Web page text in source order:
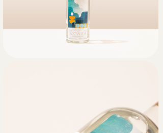
El elemento central del sistema visual
es una ilustración que narra el
proceso de la fabricación del mezcal
desde una perspectiva cíclica: un
su labor diaria y el respeto que
Bocanada brinda a cada productor